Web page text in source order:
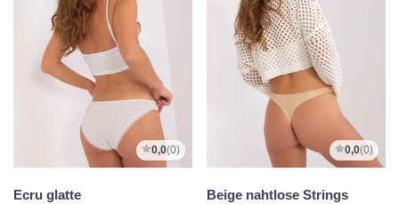
0,0(0)
Ecru glatte
0,0(0)
Beige nahtlose Strings